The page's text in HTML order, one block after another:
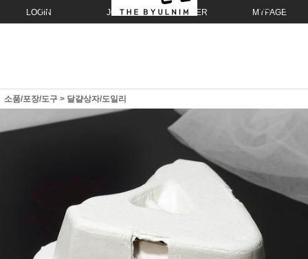
LOGIN JOIN ORDER MYPAGE
소품/포장/도구 > 달걀상자/도일리